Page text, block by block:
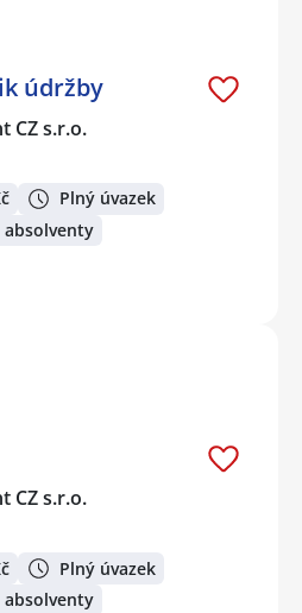
údržby
CZ s.r.o.
Plný úvazek
CZ s.r.o.
Plný úvazek